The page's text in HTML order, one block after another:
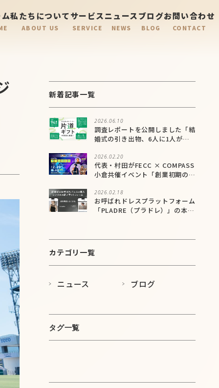
私たちについて
ABOUT US
サービス
SERVICE
ニュース
NEWS
ブログ
BLOG
お問い合わせ
CONTACT
新着記事一覧
2026.06.10
調査レポートを公開しました「結
婚式の引き出物、6人に1人が有
が実質届かない”片道ギフト”問
題が明らかに」
2026.02.20
代表・村田がFECC × COMPASS
小倉共催イベント「創業初期のチ
2026.02.18
お呼ばれドレスプラットフォーム
「PLADRE（プラドレ）」の本格
カテゴリ一覧
ニュース ブログ
タグ一覧